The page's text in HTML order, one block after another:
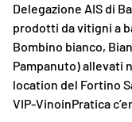
Delegazione AIS di
prodotti da vitigni a
Bombino bianco,
Pampanuto) allevati
location del Fortino
VIP-VinoinPratica